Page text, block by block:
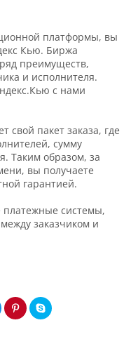
платформы, вы
Кью. Биржа
преимуществ,
и исполнителя.
с нами
свой пакет заказа, где
сумму
Таким образом, за
вы получаете
гарантией.
платежные системы,
заказчиком и